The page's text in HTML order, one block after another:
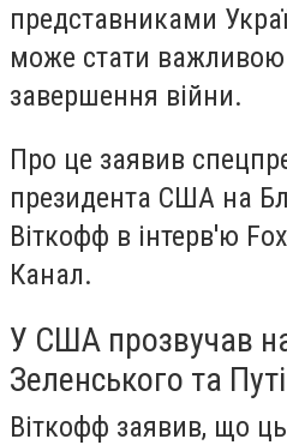
представниками
може стати важливою
завершення війни.
Про це заявив
президента США на
Віткофф в інтерв'ю
Канал.
У США прозвучав
Зеленського та
Віткофф заявив, що